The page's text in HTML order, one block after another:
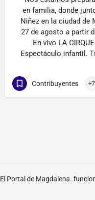
en familia, donde
Niñez en la ciudad de
27 de agosto a partir
En vivo LA
Espectáculo infantil.
Contribuyentes +7
El Portal de Magdalena.